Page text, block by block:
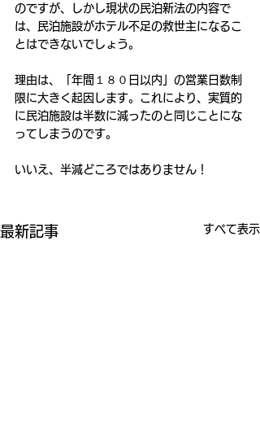
のですが、しかし現状の民泊新法の内容で
は、民泊施設がホテル不足の救世主になるこ
とはできないでしょう。
理由は、「年間１８０日以内」の営業日数制
限に大きく起因します。これにより、実質的
に民泊施設は半数に減ったのと同じことにな
ってしまうのです。
いいえ、半減どころではありません！
最新記事 すべて表示